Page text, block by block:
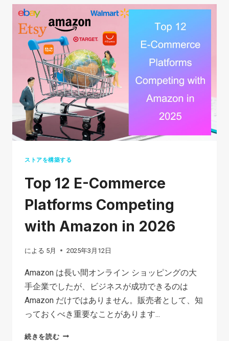
当
に
信
頼
で
き
る
の
か？
そ
れ
と
単
る
宣
初
心
の
ストアを構築する
Top 12 E-Commerce
Platforms Competing
with Amazon in 2026
による 5月 2025年3月12日
Amazon は長い間オンライン ショッピングの大
手企業でしたが、ビジネスが成功できるのは
Amazon だけではありません。販売者として、知
っておくべき重要なことがあります...
続きを読むTOP